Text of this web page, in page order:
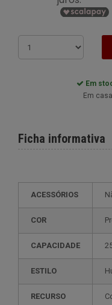
Em
Em
Ficha informativa
ACESSÓRIOS
COR
CAPACIDADE
ESTILO
RECURSO